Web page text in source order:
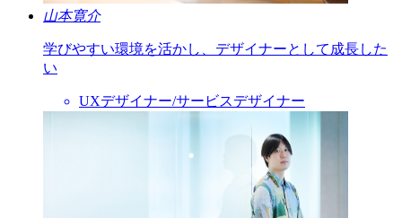
山本寛介
学びやすい環境を活かし、デザイナーとして成長した
い
UXデザイナー/サービスデザイナー